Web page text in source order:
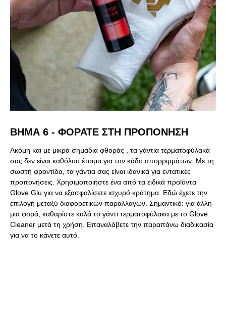
ΒΉΜΑ 6 - ΦΟΡΑΤΕ ΣΤΗ ΠΡΟΠΟΝΗΣΗ
Ακόμη και με μικρά σημάδια φθοράς , τα γάντια τερματοφύλακά
σας δεν είναι καθόλου έτοιμα για τον κάδο απορριμμάτων. Με τη
σωστή φροντίδα, τα γάντια σας είναι ιδανικά για εντατικές
προπονήσεις. Χρησιμοποιήστε ένα από τα ειδικά προϊόντα
Glove Glu για να εξασφαλίσετε ισχυρό κράτημα. Εδώ έχετε την
επιλογή μεταξύ διαφορετικών παραλλαγών. Σημαντικό: για άλλη
μια φορά, καθαρίστε καλά το γάντι τερματοφύλακα με το Glove
Cleaner μετά τη χρήση. Επαναλάβετε την παραπάνω διαδικασία
για να το κάνετε αυτό.